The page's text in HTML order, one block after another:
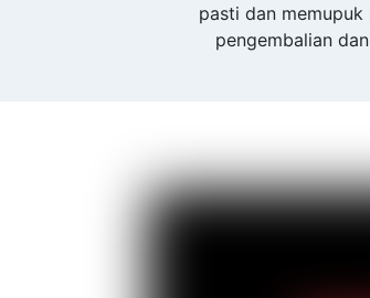
pasti dan
pengembalian